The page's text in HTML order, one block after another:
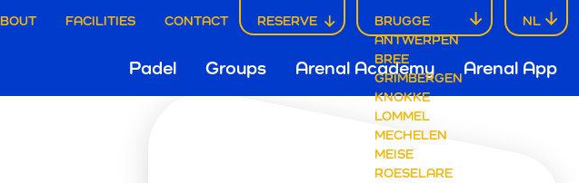
FACILITIES CONTACT
RESERVE
ANTWERPEN
BREE
BRUGGE
GRIMBERGEN
KNOKKE
LOMMEL
MECHELEN
MEISE
ROESELARE
NL
Hoofdnavigatie
Padel Groups Arenal Academy Arenal App
PADEL